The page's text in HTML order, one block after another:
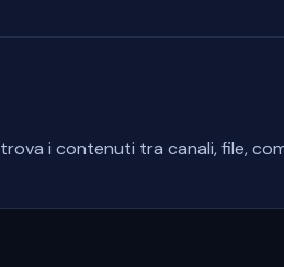
i contenuti tra canali, file,